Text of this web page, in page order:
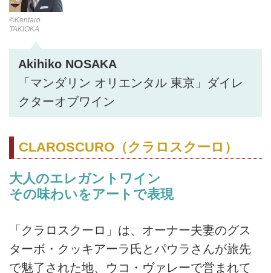
©Kentaro
TAKIOKA
Akihiko NOSAKA
「マンダリン オリエンタル 東京」ダイレ
クターオブワイン
CLAROSCURO（クラロスクーロ）
大人のエレガントワイン
その味わいをアートで表現
「クラロスクーロ」は、オーナー夫妻のグス
ターボ・クッキアーラ氏とパウラさんが旅先
で魅了された地、ウコ・ヴァレーで営まれて